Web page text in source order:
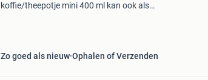
koffie/theepotje mini 400 ml kan ook als
Zo goed als nieuw Ophalen of Verzenden